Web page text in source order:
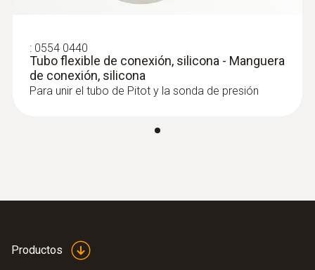
Tipo K (NiCr-Ni)
0563 4410
Set combinado 2 para caudal testo 440
: 0554 0440
Tubo flexible de conexión, silicona - Manguera
de conexión, silicona
Para unir el tubo de Pitot y la sonda de presión
Productos